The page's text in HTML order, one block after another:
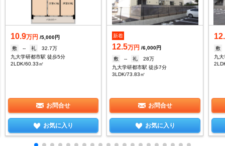
10.9万円 /5,000円
敷
-- 礼
32.7万
九大学研都市駅 徒歩5分
2LDK/60.33㎡
お問合せ
お気に入り
新着
12.5万円 /6,000円
敷
-- 礼
28万
九大学研都市駅 徒歩7分
3LDK/73.83㎡
お問合せ
お気に入り
敷
九